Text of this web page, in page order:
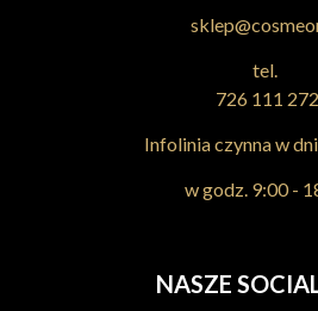
tel.
726 111 272
Infolinia czynna w
w godz. 9:00 -
NASZE